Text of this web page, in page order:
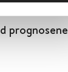
prognosene